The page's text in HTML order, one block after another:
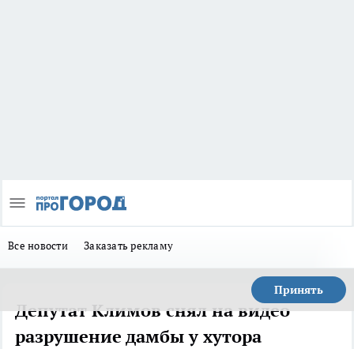
Все новости Заказать рекламу
Принять
Депутат Климов снял на видео
разрушение дамбы у хутора